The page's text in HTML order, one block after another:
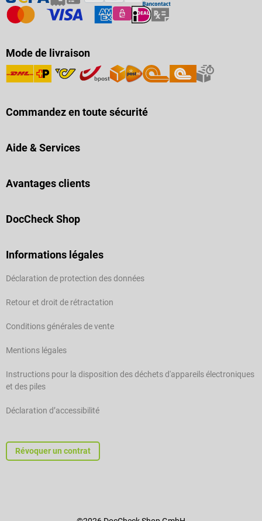
Mode de livraison
Commandez en toute sécurité
Aide & Services
Avantages clients
DocCheck Shop
Informations légales
Déclaration de protection des données
Retour et droit de rétractation
Conditions générales de vente
Mentions légales
Instructions pour la disposition des déchets d'appareils électroniques
et des piles
Déclaration d’accessibilité
Révoquer un contrat